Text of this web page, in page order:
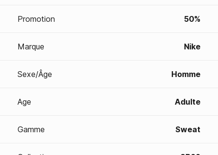
Promotion 50%
Marque Nike
Sexe/Âge Homme
Age Adulte
Gamme Sweat